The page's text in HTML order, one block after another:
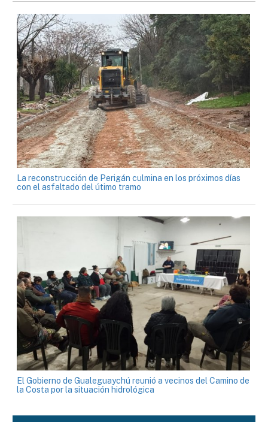
La reconstrucción de Perigán culmina en los próximos días
con el asfaltado del útimo tramo
El Gobierno de Gualeguaychú reunió a vecinos del Camino de
la Costa por la situación hidrológica